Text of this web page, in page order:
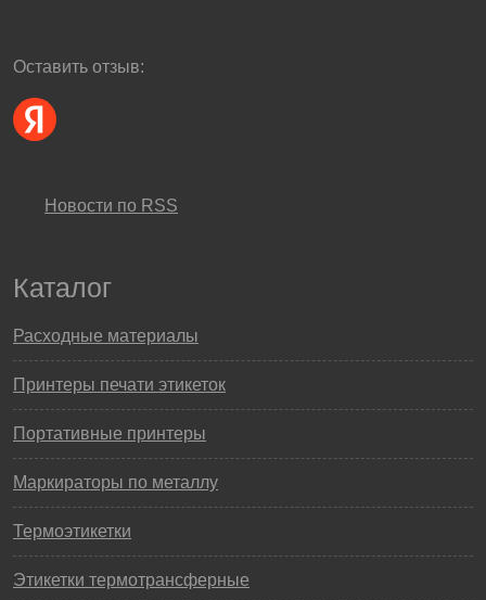
Оставить отзыв:
Новости по RSS
Каталог
Расходные материалы
Принтеры печати этикеток
Портативные принтеры
Маркираторы по металлу
Термоэтикетки
Этикетки термотрансферные